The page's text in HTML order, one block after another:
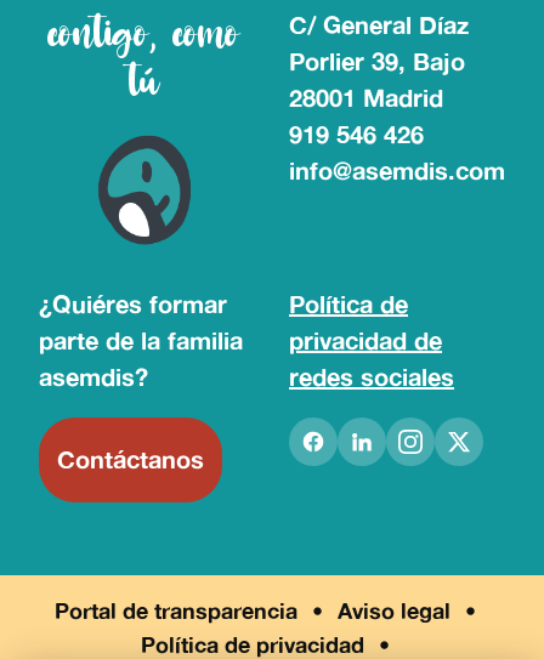
contigo, como
tú
C/ General Díaz
Porlier 39, Bajo
28001 Madrid
919 546 426
info@asemdis.com
¿Quiéres formar
parte de la familia
asemdis?
Contáctanos
Política de
privacidad de
redes sociales
Portal de transparencia
Aviso legal
Política de privacidad